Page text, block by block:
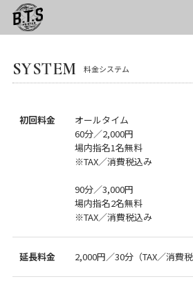
SYSTEM 料金システム
初回料金
オールタイム
60分／2,000円
場内指名1名無料
※TAX／消費税込み
90分／3,000円
場内指名2名無料
※TAX／消費税込み
延長料金 2,000円／30分（TAX／消費税